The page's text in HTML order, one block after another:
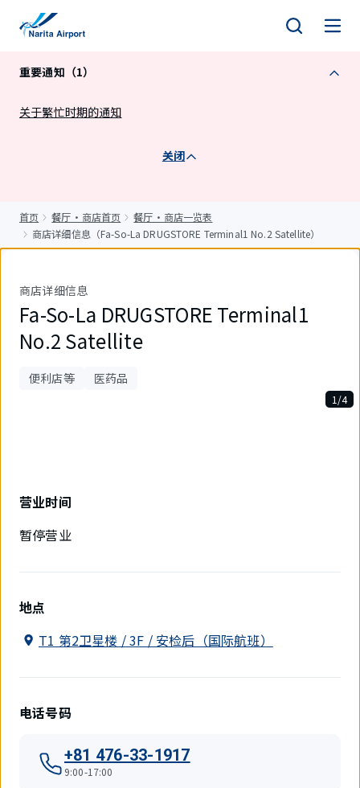
重要通知（1）
关于繁忙时期的通知
关闭
首页 餐厅・商店首页
餐厅・商店一览表
商店详细信息（Fa-So-La DRUGSTORE Terminal1 No.2 Satellite）
商店详细信息
Fa-So-La DRUGSTORE Terminal1
No.2 Satellite
便利店等 医药品
件。
1/4
营业时间
暂停营业
地点
T1 第2卫星楼 / 3F / 安检后（国际航班）
电话号码
+81 476-33-1917
9:00-17:00